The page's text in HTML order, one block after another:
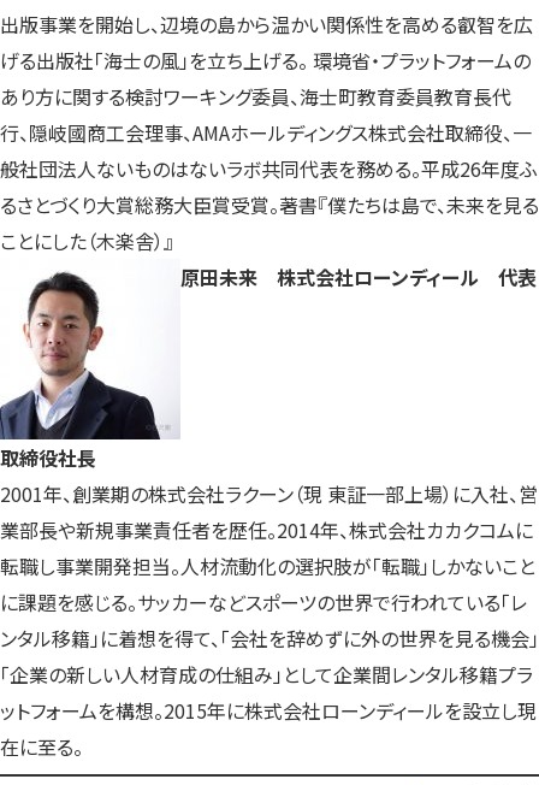
出版事業を開始し、辺境の島から温かい関係性を高める叡智を広
げる出版社「海士の風」を立ち上げる。 環境省・プラットフォームの
あり方に関する検討ワーキング委員、海士町教育委員教育長代
行、隠岐國商工会理事、AMAホールディングス株式会社取締役、一
般社団法人ないものはないラボ共同代表を務める。平成26年度ふ
るさとづくり大賞総務大臣賞受賞。著書『僕たちは島で、未来を見る
ことにした（木楽舎）』
原田未来 株式会社ローンディール 代表
取締役社長
2001年、創業期の株式会社ラクーン（現 東証一部上場）に入社、営
業部長や新規事業責任者を歴任。2014年、株式会社カカクコムに
転職し事業開発担当。人材流動化の選択肢が「転職」しかないこと
に課題を感じる。サッカーなどスポーツの世界で行われている「レ
ンタル移籍」に着想を得て、「会社を辞めずに外の世界を見る機会」
「企業の新しい人材育成の仕組み」として企業間レンタル移籍プラ
ットフォームを構想。2015年に株式会社ローンディールを設立し現
在に至る。